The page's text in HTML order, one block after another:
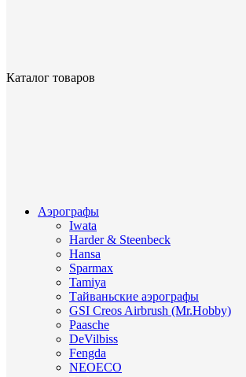
Каталог товаров
Аэрографы
Iwata
Harder & Steenbeck
Hansa
Sparmax
Tamiya
Тайваньские аэрографы
GSI Creos Airbrush (Mr.Hobby)
Paasche
DeVilbiss
Fengda
NEOECO